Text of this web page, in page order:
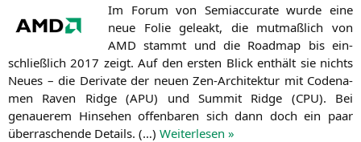
Im Forum von Semi­ac­cu­ra­te wur­de eine
neue Folie gele­akt, die mut­maß­lich von
AMD stammt und die Road­map bis ein­
schließ­lich 2017 zeigt. Auf den ers­ten Blick ent­hält sie nichts
Neu­es – die Deri­va­te der neu­en Zen-Archi­tek­tur mit Code­na­
men Raven Ridge (APU) und Sum­mit Ridge (CPU). Bei
genaue­rem Hin­se­hen offen­ba­ren sich dann doch ein paar
über­ra­schen­de Details. (…) Wei­ter­le­sen »